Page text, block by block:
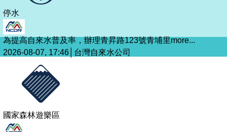
停水
為提高自來水普及率，辦理青昇路123號青埔里more...
2026-08-07, 17:46│台灣自來水公司
國家森林遊樂區